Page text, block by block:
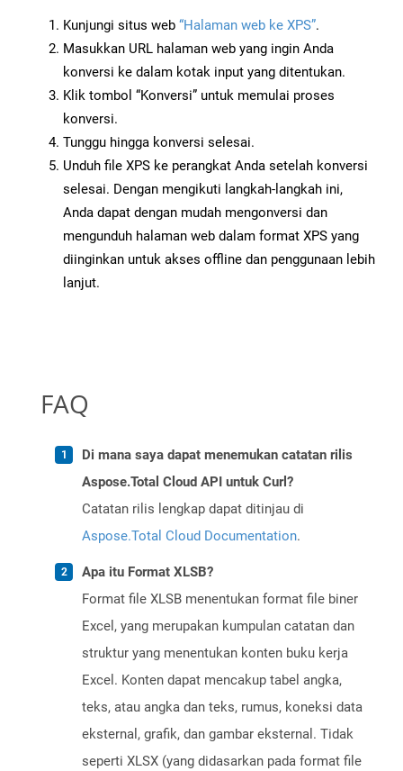
Kunjungi situs web “Halaman web ke XPS”.
Masukkan URL halaman web yang ingin Anda
konversi ke dalam kotak input yang ditentukan.
Klik tombol “Konversi” untuk memulai proses
konversi.
Tunggu hingga konversi selesai.
Unduh file XPS ke perangkat Anda setelah konversi
selesai. Dengan mengikuti langkah-langkah ini,
Anda dapat dengan mudah mengonversi dan
mengunduh halaman web dalam format XPS yang
diinginkan untuk akses offline dan penggunaan lebih
lanjut.
FAQ
Di mana saya dapat menemukan catatan rilis
Aspose.Total Cloud API untuk Curl?
Catatan rilis lengkap dapat ditinjau di
Aspose.Total Cloud Documentation.
Apa itu Format XLSB?
Format file XLSB menentukan format file biner
Excel, yang merupakan kumpulan catatan dan
struktur yang menentukan konten buku kerja
Excel. Konten dapat mencakup tabel angka,
teks, atau angka dan teks, rumus, koneksi data
eksternal, grafik, dan gambar eksternal. Tidak
seperti XLSX (yang didasarkan pada format file